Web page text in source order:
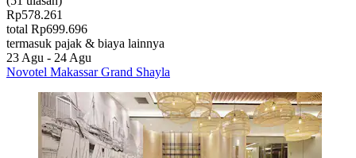
Rp578.261
total Rp699.696
termasuk pajak & biaya lainnya
23 Agu - 24 Agu
Novotel Makassar Grand Shayla